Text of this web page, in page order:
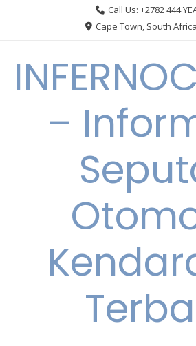
Call Us: +2782 444
Cape Town, South Africa
–